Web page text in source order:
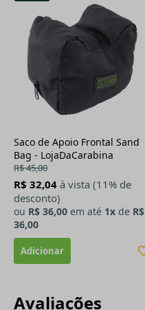
Saco de Apoio Frontal Sand
Bag - LojaDaCarabina
R$ 45,00
R$ 32,04 à vista (11% de
desconto)
ou R$ 36,00 em até 1x de R$
36,00
Avaliações